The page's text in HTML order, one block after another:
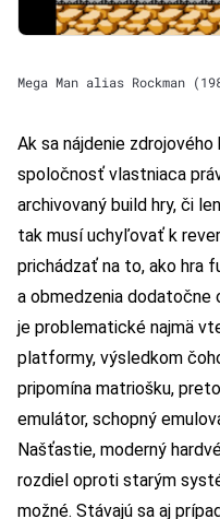
Mega Man alias Rockman
Ak sa nájdenie
spoločnosť vlastniaca
archivovaný build hry, či
tak musí uchyľovať k
prichádzať na to, ako hra
a obmedzenia
je problematické najmä
platformy, výsledkom
pripomína matriošku,
emulátor, schopný
Našťastie, moderný
rozdiel oproti starým
možné. Stávajú sa aj